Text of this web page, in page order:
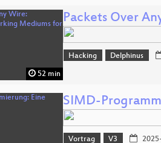
52 min
Packets Over
Hacking Delphinus
SIMD-
Vortrag V3